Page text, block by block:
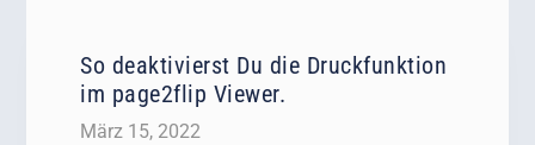
So deaktivierst Du die Druckfunktion
im page2flip Viewer.
März 15, 2022